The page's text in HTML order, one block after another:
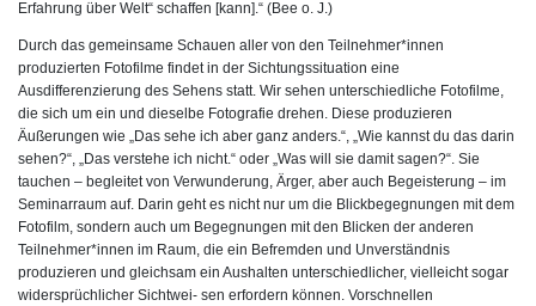
Erfahrung über Welt“ schaffen [kann].“ (Bee o. J.)
Durch das gemeinsame Schauen aller von den Teilnehmer*innen
produzierten Fotofilme findet in der Sichtungssituation eine
Ausdifferenzierung des Sehens statt. Wir sehen unterschiedliche Fotofilme,
die sich um ein und dieselbe Fotografie drehen. Diese produzieren
Äußerungen wie „Das sehe ich aber ganz anders.“, „Wie kannst du das darin
sehen?“, „Das verstehe ich nicht.“ oder „Was will sie damit sagen?“. Sie
tauchen – begleitet von Verwunderung, Ärger, aber auch Begeisterung – im
Seminarraum auf. Darin geht es nicht nur um die Blickbegegnungen mit dem
Fotofilm, sondern auch um Begegnungen mit den Blicken der anderen
Teilnehmer*innen im Raum, die ein Befremden und Unverständnis
produzieren und gleichsam ein Aushalten unterschiedlicher, vielleicht sogar
widersprüchlicher Sichtwei- sen erfordern können. Vorschnellen